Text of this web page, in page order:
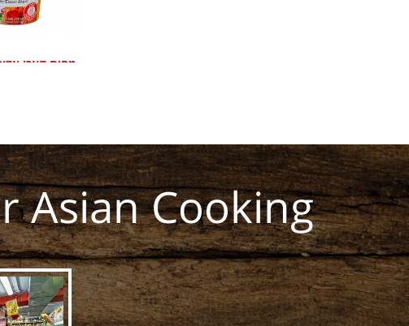
Asian Cooking